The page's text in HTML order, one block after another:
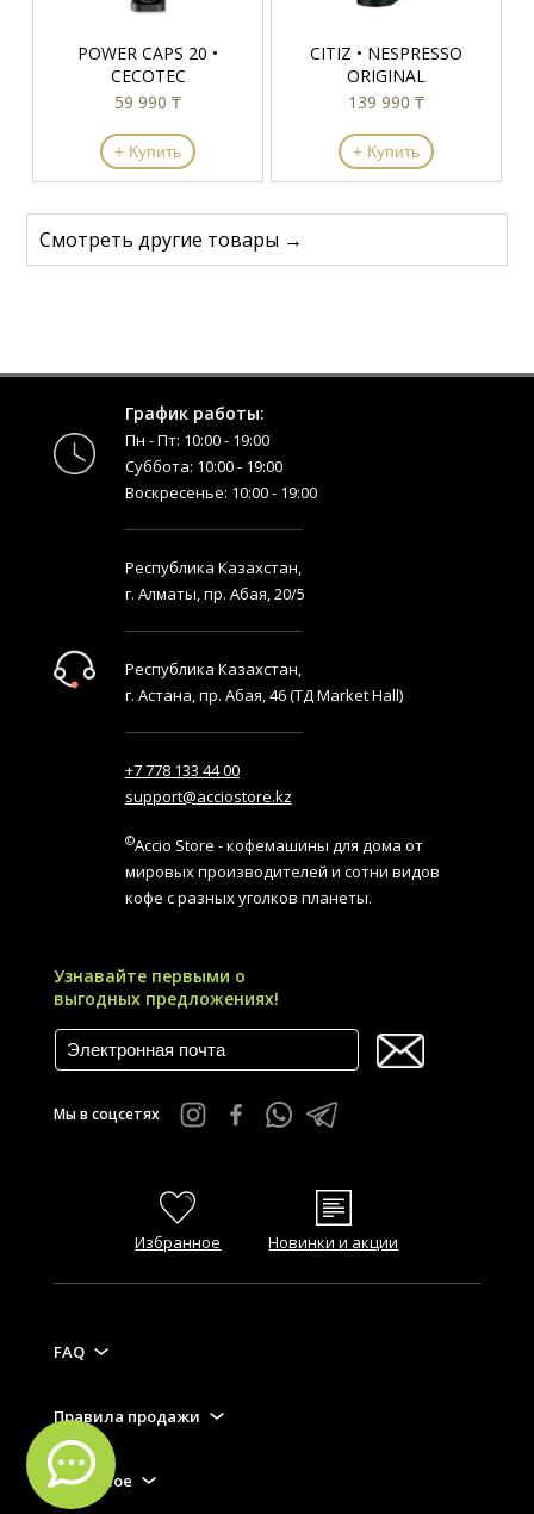
POWER CAPS 20 •
CECOTEC
59 990 ₸
+ Купить
CITIZ • NESPRESSO
ORIGINAL
139 990 ₸
+ Купить
Смотреть другие товары →
График работы:
Пн - Пт: 10:00 - 19:00
Суббота: 10:00 - 19:00
Воскресенье: 10:00 - 19:00
Республика Казахстан,
г. Алматы, пр. Абая, 20/5
Республика Казахстан,
г. Астана, пр. Абая, 46 (ТД Market Hall)
+7 778 133 44 00
support@acciostore.kz
©Accio Store - кофемашины для дома от
мировых производителей и сотни видов
кофе с разных уголков планеты.
Узнавайте первыми о
выгодных предложениях!
Мы в соцсетях
Избранное Новинки и акции
FAQ
Правила продажи
Полезное